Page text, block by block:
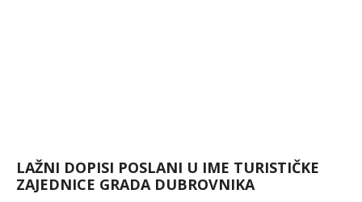
LAŽNI DOPISI POSLANI U IME TURISTIČKE
ZAJEDNICE GRADA DUBROVNIKA